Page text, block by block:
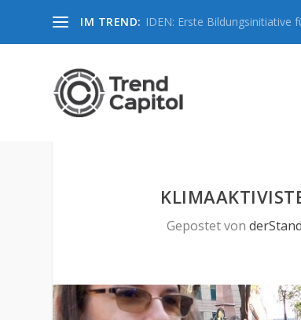
IM TREND: IDEN: Erste Bildungsinitiative
Gepostet von